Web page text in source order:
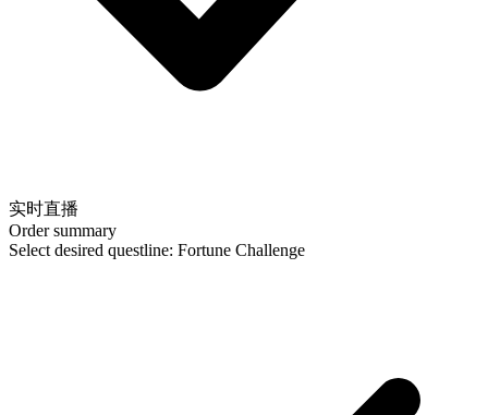
实时直播
Order summary
Select desired questline: Fortune Challenge